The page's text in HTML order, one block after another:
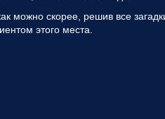
можно скорее, решив все
этого места.